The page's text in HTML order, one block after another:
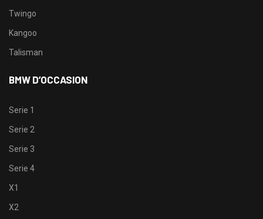
Twingo
Kangoo
Talisman
BMW D’OCCASION
Serie 1
Serie 2
Serie 3
Serie 4
X1
X2